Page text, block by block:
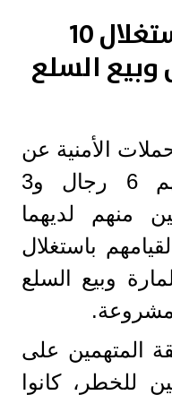
ضبط 9 متهمين لاستغلال 10
السلع
الأمنية عن
ضبط 9 متهمين، بينهم 6 رجال و3
منهم لديهما
باستغلال
وبيع السلع
مشروعة.
المتهمين على
للخطر، كانوا